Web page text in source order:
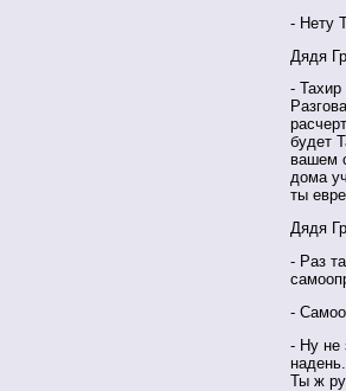
- Нету
Дядя
-
будет
вашем
дома
ты
Дядя
- Раз
-
- Ну не
Ты ж